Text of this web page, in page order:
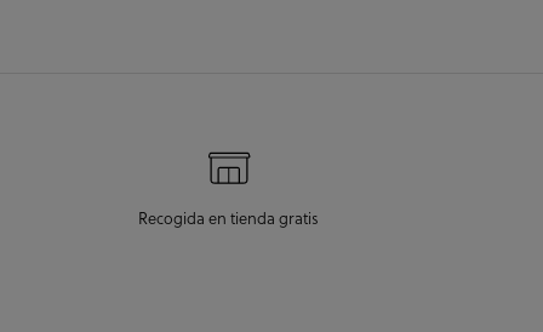
Recogida en tienda gratis